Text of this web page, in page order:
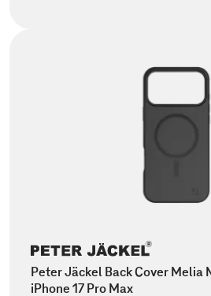
Peter Jäckel Back Cover Melia
iPhone 17 Pro Max